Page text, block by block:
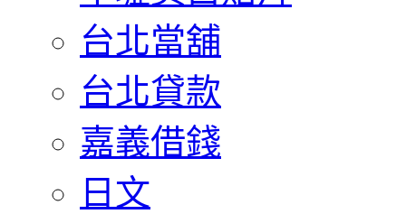
台北當舖
台北貸款
嘉義借錢
日文